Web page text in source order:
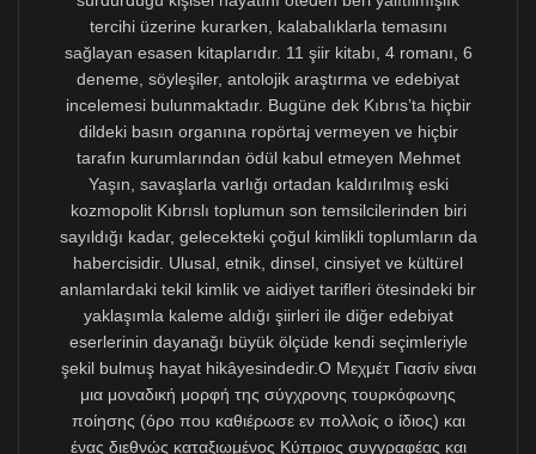
1963 Kanlı Noeli ve 1974 İşgali’yle birlikte Türkçenin
Kıbrıs Cumhuriyeti’ndeki konumunun ciddi biçimde
zedelenmesi yüzünden özellikle mağdur olan
kesimlerle, hem uzman isimler hem de onları temsil
eden sivil toplum kuruluşları düzeyinde görüş
alışverişinde bulunmak gerekir. Örneğin: Kıbrıslıtürk
yazarlar, yayıncılar, basın mensupları; AB organlarında
çalışabilecek donanıma ve hakka sahip olup da iyi
Yunanca bilmeyen genç Kıbrıslıtürk profesyoneller;
resmî evraklar, daireler ve mahkemelerde karşılaşılan
dil sorunlarından şikâyetçi Kıbrıslıtürk avukatlar, kayıt
işleri takipçileri; Güneyde çalışan Kıbrıslıtürk işçiler ile
sendikaları; eğitim, araştırma, kütüphane, gibi
kurumlarda Yunanca yetersizliği nedeniyle yer
bulamayan Kıbrıslıtürk uzman ve akademisyenler;
ayrıca, Kıbrıslıtürklere ilişkin Türkçe yayınların ve
çeşitli arşiv malzemesinin kaybolmaması, derlenip
kayıt altına alınması için çalışan kültür aktivistleri, vb.